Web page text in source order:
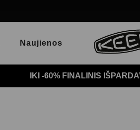
Naujienos
IKI -60% FINALINIS